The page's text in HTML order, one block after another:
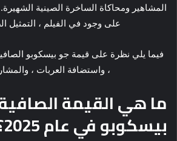
المشاهير ومحاكاة الساخرة الصينية
على وجود في الفيلم ، التمثيل
فيما يلي نظرة على قيمة جو بيسكوبو
، واستضافة العربات ،
ما هي القيمة
بيسكوبو في عام 2025؟